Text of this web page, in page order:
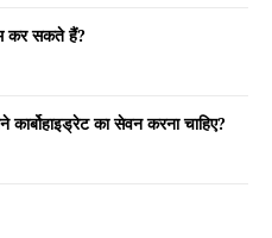
कर सकते हैं?
का सेवन करना चाहिए?